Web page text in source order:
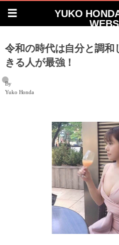
YUKO
令和の時代は自分と調和
きる人が最強！
By
Yuko Honda